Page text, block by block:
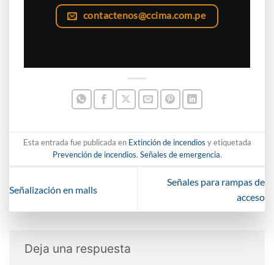
contactenos@ccima.com.pe
Esta entrada fue publicada en Extinción de incendios y etiquetada
Prevención de incendios, Señales de emergencia.
Señalización en malls
Señales para rampas de
acceso
Deja una respuesta